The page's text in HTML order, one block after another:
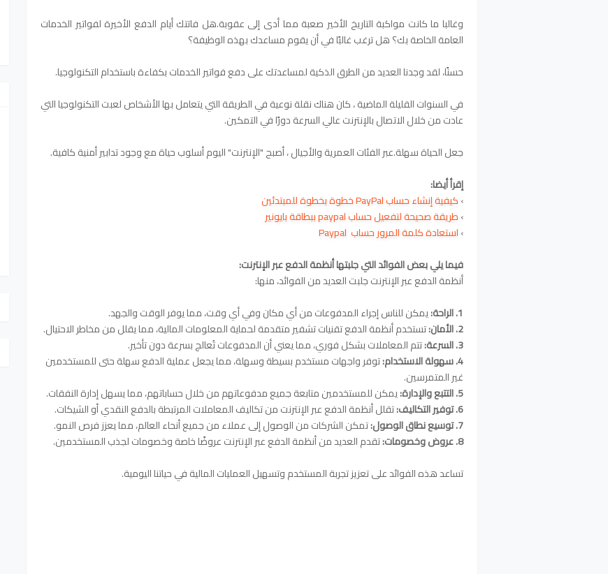
وغالبا ما كانت مواكبة التاريخ الأخير صعبة مما أدى إلى عقوبة.هل فاتتك أيام الدفع الأخيرة لفواتير الخدمات
العامة الخاصة بك؟ هل ترغب غالبًا في أن يقوم مساعدك بهذه الوظيفة؟
حسنًا، لقد وجدنا العديد من الطرق الذكية لمساعدتك على دفع فواتير الخدمات بكفاءة باستخدام التكنولوجيا.
في السنوات القليلة الماضية ، كان هناك نقلة نوعية في الطريقة التي يتعامل بها الأشخاصلعبت التكنولوجيا التي
عادت من خلال الاتصال بالإنترنت عالي السرعة دورًا في التمكين.
جعل الحياة سهلة.عبر الفئات العمرية والأجيال ، أصبح "الإنترنت" اليوم أسلوب حياة مع وجود تدابير أمنية كافية.
إقرأ أيضا:
›كيفية إنشاء حساب PayPal خطوة بخطوة للمبتدئين
›طريقة صحيحة لتفعيل حساب paypal ببطاقة بايونير
›استعادة كلمة المرور حساب Paypal
فيما يلي بعض الفوائد التي جلبتها أنظمة الدفع عبر الإنترنت:
أنظمة الدفع عبر الإنترنت جلبت العديد من الفوائد، منها:
1. الراحة:
يمكن للناس إجراء المدفوعات من أي مكان وفي أي وقت، مما يوفر الوقت والجهد.
2. الأمان:
تستخدم أنظمة الدفع تقنيات تشفير متقدمة لحماية المعلومات المالية، مما يقلل من مخاطر الاحتيال.
3. السرعة:
تتم المعاملات بشكل فوري، مما يعني أن المدفوعات تُعالج بسرعة دون تأخير.
4. سهولة الاستخدام:
توفر واجهات مستخدم بسيطة وسهلة، مما يجعل عملية الدفع سهلة حتى للمستخدمين
غير المتمرسين.
5. التتبع والإدارة:
يمكن للمستخدمين متابعة جميع مدفوعاتهم من خلال حساباتهم، مما يسهل إدارة النفقات.
6. توفير التكاليف:
تقلل أنظمة الدفع عبر الإنترنت من تكاليف المعاملات المرتبطة بالدفع النقدي أو الشيكات.
7. توسيع نطاق الوصول:
تمكن الشركات من الوصول إلى عملاء من جميع أنحاء العالم، مما يعزز فرص النمو.
8. عروض وخصومات:
تقدم العديد من أنظمة الدفع عبر الإنترنت عروضًا خاصة وخصومات لجذب المستخدمين.
تساعد هذه الفوائد على تعزيز تجربة المستخدم وتسهيل العمليات المالية في حياتنا اليومية.